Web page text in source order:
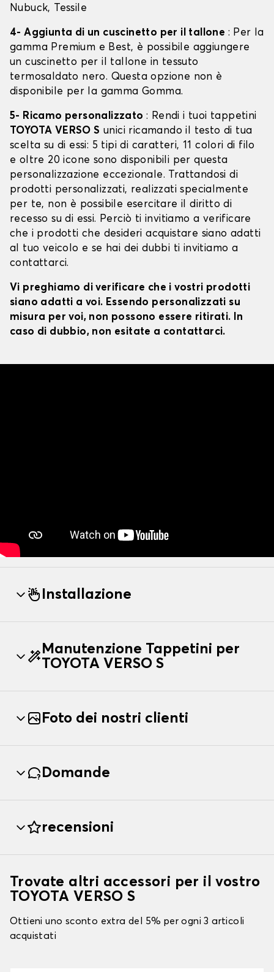
Nubuck, Tessile
4- Aggiunta di un cuscinetto per il tallone : Per la
gamma Premium e Best, è possibile aggiungere
un cuscinetto per il tallone in tessuto
termosaldato nero. Questa opzione non è
disponibile per la gamma Gomma.
5- Ricamo personalizzato : Rendi i tuoi tappetini
TOYOTA VERSO S unici ricamando il testo di tua
scelta su di essi: 5 tipi di caratteri, 11 colori di filo
e oltre 20 icone sono disponibili per questa
personalizzazione eccezionale. Trattandosi di
prodotti personalizzati, realizzati specialmente
per te, non è possibile esercitare il diritto di
recesso su di essi. Perciò ti invitiamo a verificare
che i prodotti che desideri acquistare siano adatti
al tuo veicolo e se hai dei dubbi ti invitiamo a
contattarci.
Vi preghiamo di verificare che i vostri prodotti
siano adatti a voi. Essendo personalizzati su
misura per voi, non possono essere ritirati. In
caso di dubbio, non esitate a contattarci.
Installazione
Manutenzione Tappetini per
TOYOTA VERSO S
Foto dei nostri clienti
Domande
recensioni
Trovate altri accessori per il vostro
TOYOTA VERSO S
Ottieni uno sconto extra del 5% per ogni 3 articoli
acquistati